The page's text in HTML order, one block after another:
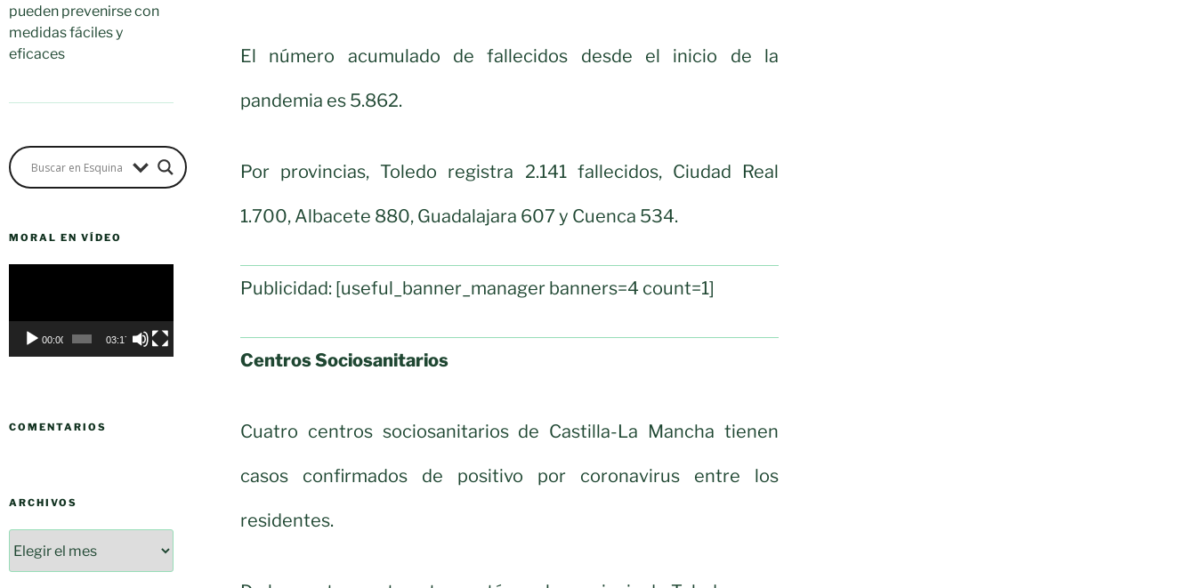
pueden prevenirse con
medidas fáciles y
eficaces
MORAL EN VÍDEO
00:00 03:17
COMENTARIOS
ARCHIVOS
El número acumulado de fallecidos desde el inicio de la
pandemia es 5.862.
Por provincias, Toledo registra 2.141 fallecidos, Ciudad Real
1.700, Albacete 880, Guadalajara 607 y Cuenca 534.
Publicidad: [useful_banner_manager banners=4 count=1]
Centros Sociosanitarios
Cuatro centros sociosanitarios de Castilla-La Mancha tienen
casos confirmados de positivo por coronavirus entre los
residentes.